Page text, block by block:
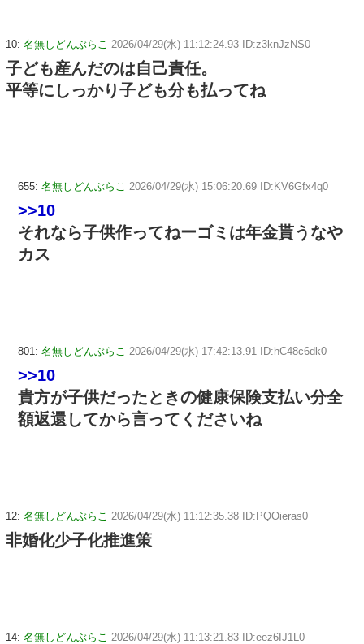
10: 名無しどんぶらこ 2026/04/29(水) 11:12:24.93 ID:z3knJzNS0
子ども産んだのは自己責任。
平等にしっかり子ども分も払ってね
655: 名無しどんぶらこ 2026/04/29(水) 15:06:20.69 ID:KV6Gfx4q0
>>10
それなら子供作ってねーゴミは年金貰うなや
カス
801: 名無しどんぶらこ 2026/04/29(水) 17:42:13.91 ID:hC48c6dk0
>>10
貴方が子供だったときの健康保険支払い分全
額返還してから言ってくださいね
12: 名無しどんぶらこ 2026/04/29(水) 11:12:35.38 ID:PQOieras0
非婚化少子化推進策
14: 名無しどんぶらこ 2026/04/29(水) 11:13:21.83 ID:eez6IJ1L0